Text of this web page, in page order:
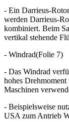
- Ein Darrieus-
werden Darrieus-
kombiniert. Beim
vertikal stehende
- Windrad(Folie 7)
- Das Windrad
hohes
Maschinen
- Beispielsweise
USA zum Antrieb